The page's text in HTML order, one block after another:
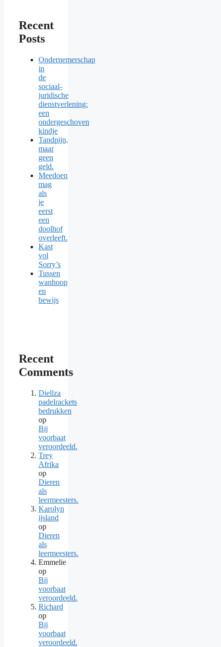
Recent
Posts
Ondernemerschap
in
de
sociaal-
juridische
dienstverlening:
een
ondergeschoven
kindje
Tandpijn,
maar
geen
geld.
Meedoen
mag
als
je
eerst
een
doolhof
overleeft.
Kast
vol
Sorry’s
Tussen
wanhoop
en
bewijs
Recent
Comments
Diellza
padelrackets
bedrukken
op
Bij
voorbaat
veroordeeld.
Trey
Afrika
op
Dieren
als
leermeesters.
Karolyn
ijsland
op
Dieren
als
leermeesters.
Emmelie
op
Bij
voorbaat
veroordeeld.
Richard
op
Bij
voorbaat
veroordeeld.